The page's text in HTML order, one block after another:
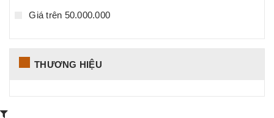
Giá trên 50.000.000
THƯƠNG HIỆU